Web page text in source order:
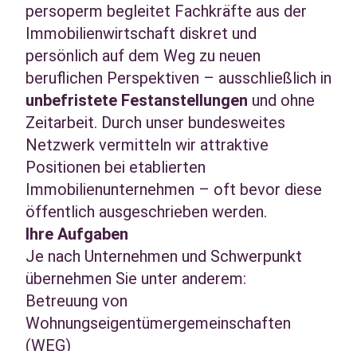
persoperm begleitet Fachkräfte aus der
Immobilienwirtschaft diskret und
persönlich auf dem Weg zu neuen
beruflichen Perspektiven – ausschließlich in
unbefristete Festanstellungen und ohne
Zeitarbeit. Durch unser bundesweites
Netzwerk vermitteln wir attraktive
Positionen bei etablierten
Immobilienunternehmen – oft bevor diese
öffentlich ausgeschrieben werden.
Ihre Aufgaben
Je nach Unternehmen und Schwerpunkt
übernehmen Sie unter anderem:
Betreuung von
Wohnungseigentümergemeinschaften
(WEG)